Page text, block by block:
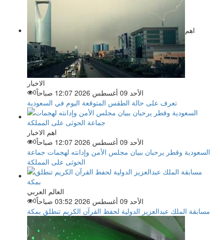
اهم
الاخبار
الأحد 09 أغسطس 2026 12:07 صباحاً
0
تعرف على حالة الطقس المتوقعة اليوم في السعودية
اهم الاخبار
الأحد 09 أغسطس 2026 12:07 صباحاً
0
السعودية وقطر يرحبان ببيان مجلس الأمن وإدانته لهجمات جماعة
الحوثى على المملكة
العالم العربي
الأحد 09 أغسطس 2026 03:52 صباحاً
0
مسابقة الملك عبدالعزيز الدولية لحفظ القرآن الكريم تنطلق بمكة